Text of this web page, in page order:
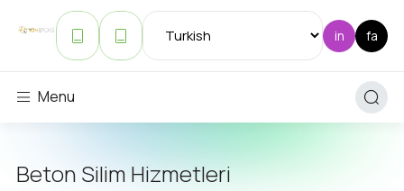
Menu
Beton Silim Hizmetleri